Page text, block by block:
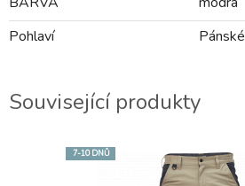
Pohlaví
Pánské
Související produkty
7-10 DNŮ